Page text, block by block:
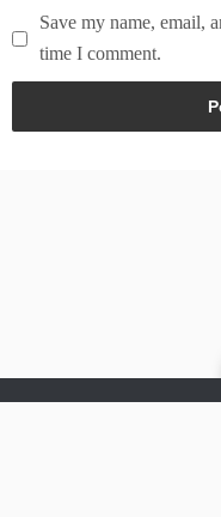
Save my name, email,
time I comment.